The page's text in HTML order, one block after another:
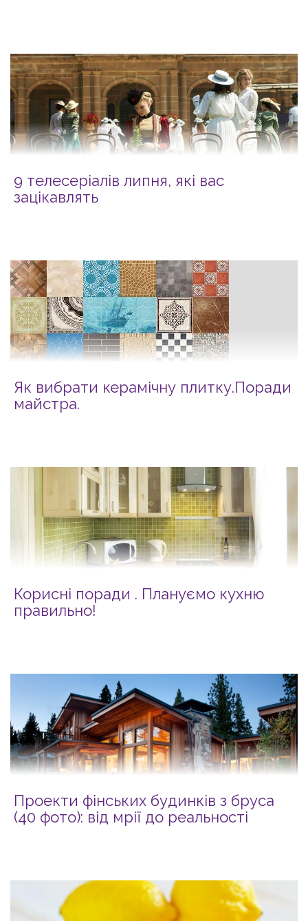
9 телесеріалів липня, які вас
зацікавлять
Як вибрати керамічну плитку.Поради
майстра.
Корисні поради . Плануємо кухню
правильно!
Проекти фінських будинків з бруса
(40 фото): від мрії до реальності